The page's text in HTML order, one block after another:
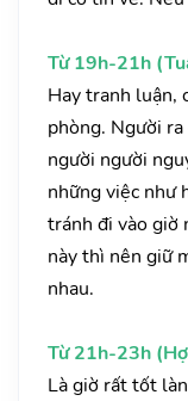
Từ 19h-21h
Hay tranh luận,
phòng. Người
người người
những việc như
tránh đi vào giờ
này thì nên giữ
nhau.
Từ 21h-23h
Là giờ rất tốt